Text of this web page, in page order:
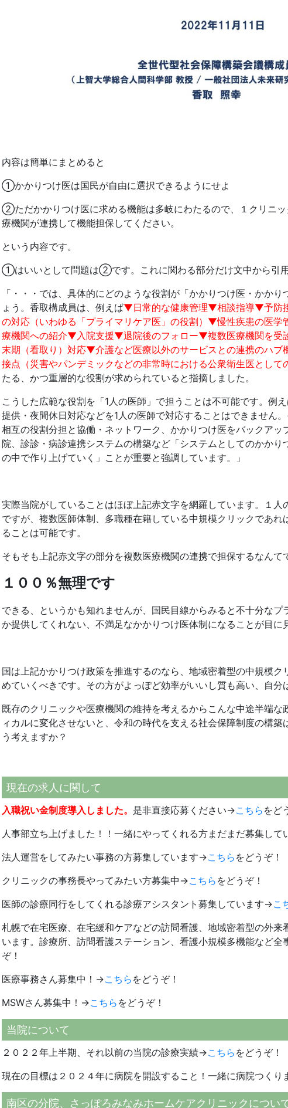
内容は簡単にまとめると
①かかりつけ医は国民が自由に選択できるようにせよ
②ただかかりつけ医に求める機能は多岐にわたるので、１クリニ
療機関が連携して機能担保してください。
という内容です。
①はいいとして問題は②です。これに関わる部分だけ文中から引
「・・・では、具体的にどのような役割が「かかりつけ医・かか
ょう。香取構成員は、例えば▼日常的な健康管理▼相談指導▼予
の対応（いわゆる「プライマリケア医」の役割）▼慢性疾患の医
療機関への紹介▼入院支援▼退院後のフォロー▼複数医療機関を受
末期（看取り）対応▼介護など医療以外のサービスとの連携のハ
接点（災害やパンデミックなどの非常時における公衆衛生医として
たる、かつ重層的な役割が求められていると指摘しました。
こうした広範な役割を「1人の医師」で担うことは不可能です。例
提供・夜間休日対応などを1人の医師で対応することはできません
相互の役割分担と協働・ネットワーク、かかりつけ医をバックアッ
院、診診・病診連携システムの構築など「システムとしてのかかり
の中で作り上げていく」ことが重要と強調しています。」
実際当院がしていることはほぼ上記赤文字を網羅しています。１人
ですが、複数医師体制、多職種在籍している中規模クリックであれ
ることは可能です。
そもそも上記赤文字の部分を複数医療機関の連携で担保するなんて
１００％無理です
できる、というかも知れませんが、国民目線からみると不十分なプ
か提供してくれない、不満足なかかりつけ医体制になることが目に
国は上記かかりつけ政策を推進するのなら、地域密着型の中規模ク
めていくべきです。その方がよっぽど効率がいいし質も高い、自分
既存のクリニックや医療機関の維持を考えるからこんな中途半端
ィカルに変化させないと、令和の時代を支える社会保障制度の構
う考えますか？
現在の求人に関して
入職祝い金制度導入しました。 是非直接応募ください→こちら をど
人事部立ち上げました！！一緒にやってくれる方まだまだ募集し
法人運営をしてみたい事務の方募集しています→こちら をどうぞ！
クリニックの事務長やってみたい方募集中→こちら をどうぞ！
医師の診療同行をしてくれる診療アシスタント募集しています→こ
札幌で在宅医療、在宅緩和ケアなどの訪問看護、地域密着型の外来
います。診療所、訪問看護ステーション、看護小規模多機能など
ぞ！
医療事務さん募集中！→こちら をどうぞ！
MSWさん募集中！→こちら をどうぞ！
当院について
２０２２年上半期、それ以前の当院の診療実績→こちら をどうぞ！
現在の目標は２０２４年に病院を開設すること！一緒に病院つく
南区の分院、さっぽろみなみホームケアクリニックについ